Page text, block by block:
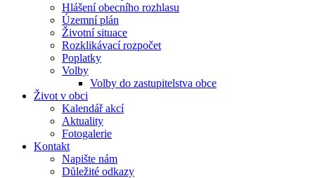
Hlášení obecního rozhlasu
Územní plán
Životní situace
Rozklikávací rozpočet
Poplatky
Volby
Volby do zastupitelstva obce
Život v obci
Kalendář akcí
Aktuality
Fotogalerie
Kontakt
Napište nám
Důležité odkazy